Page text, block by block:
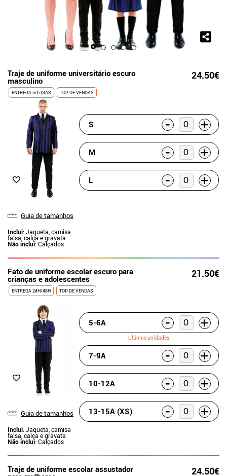
Traje de uniforme universitário escuro
masculino 24.50€
ENTREGA 5/6 DIAS TOP DE VENDAS
Guia de tamanhos
Inclui: Jaqueta, camisa
falsa, calça e gravata
Não inclui: Calçados
S - +
M - +
L - +
Fato de uniforme escolar escuro para
crianças e adolescentes 21.50€
ENTREGA 24H/48H TOP DE VENDAS
Guia de tamanhos
Inclui: Jaqueta, camisa
falsa, calça e gravata
Não inclui: Calçados
5-6A - +
Últimas unidades
7-9A - +
10-12A - +
13-15A (XS) - +
Traje de uniforme escolar assustador 24.50€